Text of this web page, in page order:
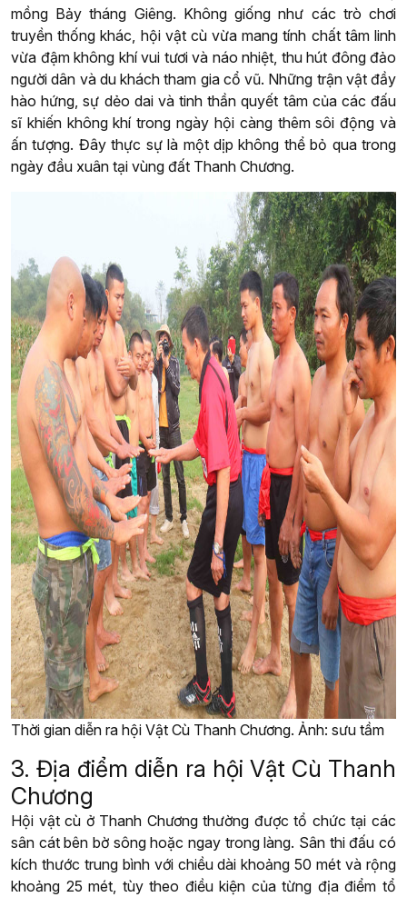
mồng Bảy tháng Giêng. Không giống như các trò chơi
truyền thống khác, hội vật cù vừa mang tính chất tâm linh
vừa đậm không khí vui tươi và náo nhiệt, thu hút đông đảo
người dân và du khách tham gia cổ vũ. Những trận vật đầy
hào hứng, sự dẻo dai và tinh thần quyết tâm của các đấu
sĩ khiến không khí trong ngày hội càng thêm sôi động và
ấn tượng. Đây thực sự là một dịp không thể bỏ qua trong
ngày đầu xuân tại vùng đất Thanh Chương.
Thời gian diễn ra hội Vật Cù Thanh Chương. Ảnh: sưu tầm
3. Địa điểm diễn ra hội Vật Cù Thanh
Chương
Hội vật cù ở Thanh Chương thường được tổ chức tại các
sân cát bên bờ sông hoặc ngay trong làng. Sân thi đấu có
kích thước trung bình với chiều dài khoảng 50 mét và rộng
khoảng 25 mét, tùy theo điều kiện của từng địa điểm tổ